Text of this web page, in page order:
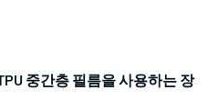
중간층 필름을 사용하는 장